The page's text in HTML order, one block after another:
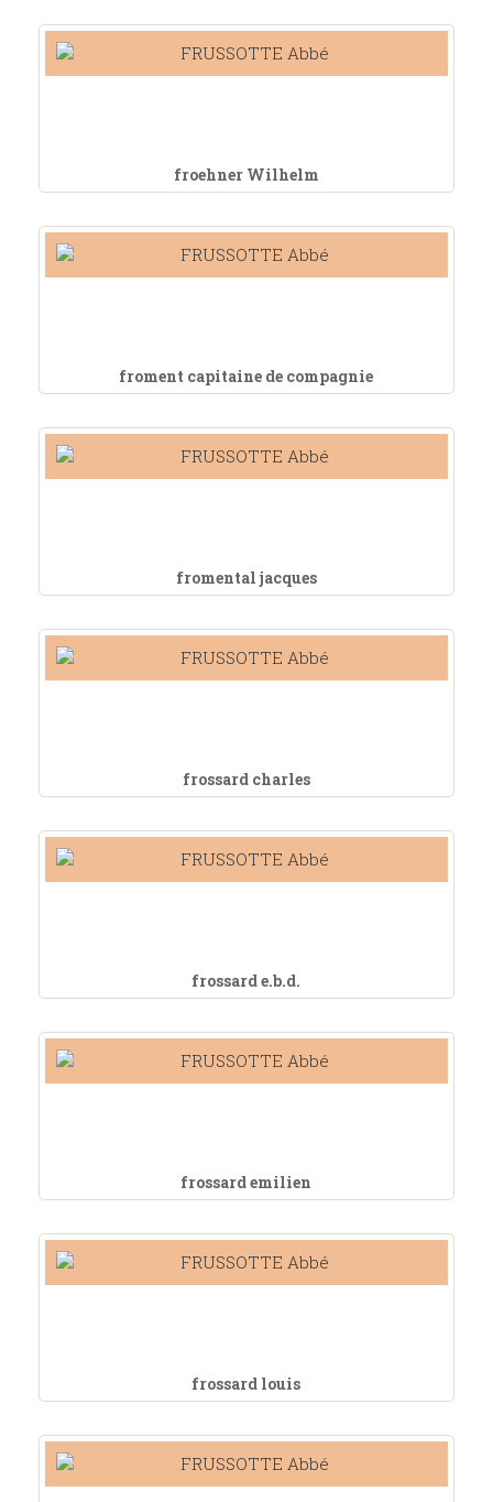
froehner Wilhelm
froment capitaine de compagnie
fromental jacques
frossard charles
frossard e.b.d.
frossard emilien
frossard louis